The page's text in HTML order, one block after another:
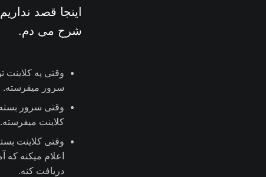
شرح می دم.
سرور میفرسته.
کلاینت میفرسته.
دریافت کنه.